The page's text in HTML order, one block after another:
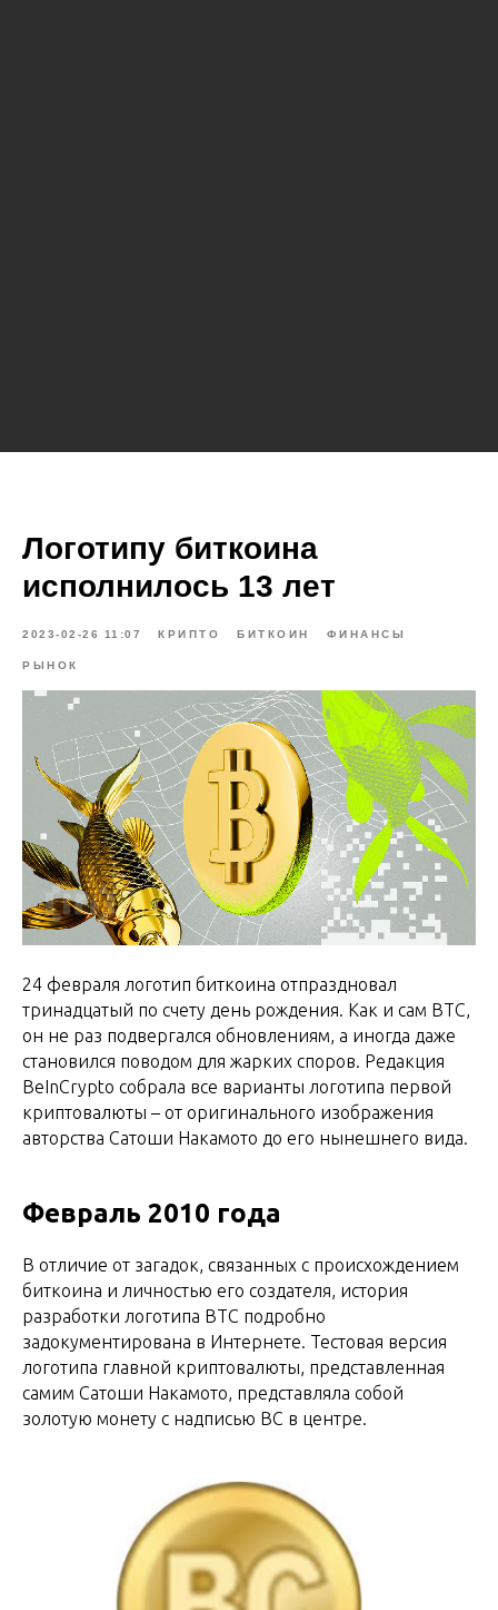
Логотипу биткоина
исполнилось 13 лет
2023-02-26 11:07 КРИПТО БИТКОИН ФИНАНСЫ
РЫНОК
24 февраля логотип биткоина отпраздновал
тринадцатый по счету день рождения. Как и сам BTC,
он не раз подвергался обновлениям, а иногда даже
становился поводом для жарких споров. Редакция
BeInCrypto собрала все варианты логотипа первой
криптовалюты – от оригинального изображения
авторства Сатоши Накамото до его нынешнего вида.
Февраль 2010 года
В отличие от загадок, связанных с происхождением
биткоина и личностью его создателя, история
разработки логотипа BTC подробно
задокументирована в Интернете. Тестовая версия
логотипа главной криптовалюты, представленная
самим Сатоши Накамото, представляла собой
золотую монету с надписью BC в центре.